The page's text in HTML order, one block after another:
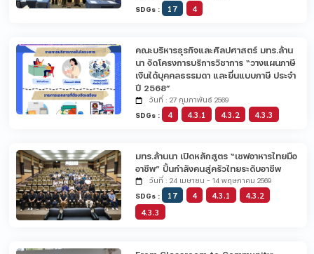
SDGs :
17 4
คณะบริหารธุรกิจและศิลปศาสตร์ มทร.ล้าน
นา จัดโครงการบริการวิชาการ “วางแผนภาษี
เงินได้บุคคลธรรมดา และยื่นแบบภาษี ประจำ
ปี 2568”
วันที่ : 27 กุมภาพันธ์ 2569
SDGs :
4 4.3.1 4.3.2 4.3.3
มทร.ล้านนา เปิดหลักสูตร “เชฟอาหารไทยมือ
อาชีพ” ปั้นกำลังคนสู่ครัวไทยระดับอาชีพ
วันที่ : 24 เมษายน - 14 พฤษภาคม 2569
SDGs :
17 4 4.3.1
4.3.2
4.3.3